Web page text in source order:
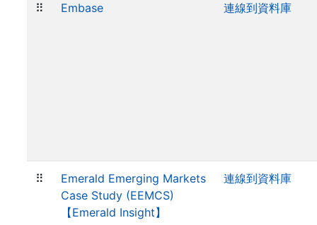
⠿ Embase 連線到資料庫
⠿
Emerald Emerging Markets
Case Study (EEMCS)
【Emerald Insight】
連線到資料庫